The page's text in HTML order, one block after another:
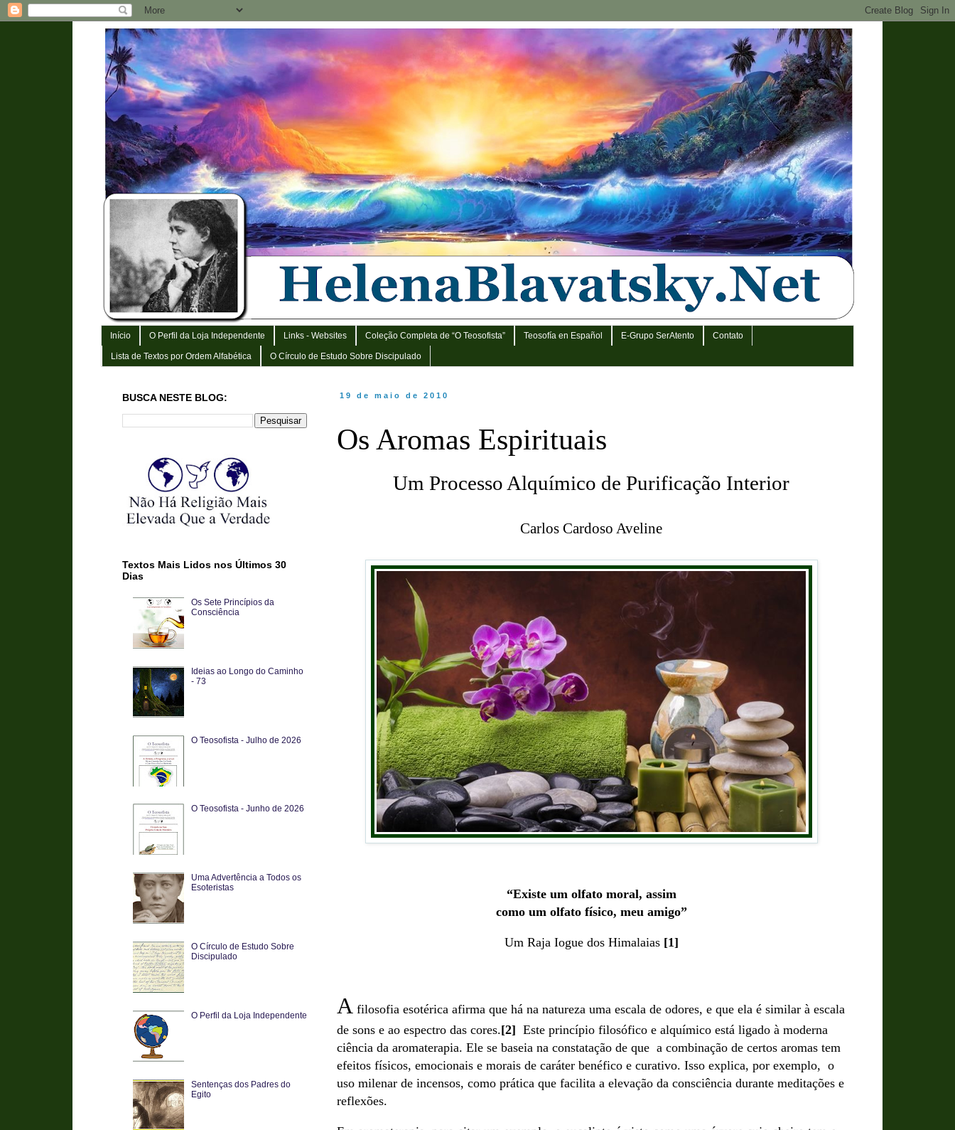
Início O Perfil da Loja Independente Links - Websites Coleção Completa de “O Teosofista” Teosofía en Español E-Grupo SerAtento Contato
Lista de Textos por Ordem Alfabética O Círculo de Estudo Sobre Discipulado
19 de maio de 2010
Os Aromas Espirituais
Um Processo Alquímico de Purificação Interior
Carlos Cardoso Aveline
“Existe um olfato moral, assim
como um olfato físico, meu amigo”
Um Raja Iogue dos Himalaias [1]
A filosofia esotérica afirma que há na natureza uma escala de odores, e que ela é similar à escala
de sons e ao espectro das cores.[2] Este princípio filosófico e alquímico está ligado à moderna
ciência da aromaterapia. Ele se baseia na constatação de que a combinação de certos aromas tem
efeitos físicos, emocionais e morais de caráter benéfico e curativo. Isso explica, por exemplo, o
uso milenar de incensos, como prática que facilita a elevação da consciência durante meditações e
reflexões.
BUSCA NESTE BLOG:
Textos Mais Lidos nos Últimos 30
Dias
Os Sete Princípios da
Consciência
Ideias ao Longo do Caminho
- 73
O Teosofista - Julho de 2026
O Teosofista - Junho de 2026
Uma Advertência a Todos os
Esoteristas
O Círculo de Estudo Sobre
Discipulado
O Perfil da Loja Independente
Sentenças dos Padres do
Egito